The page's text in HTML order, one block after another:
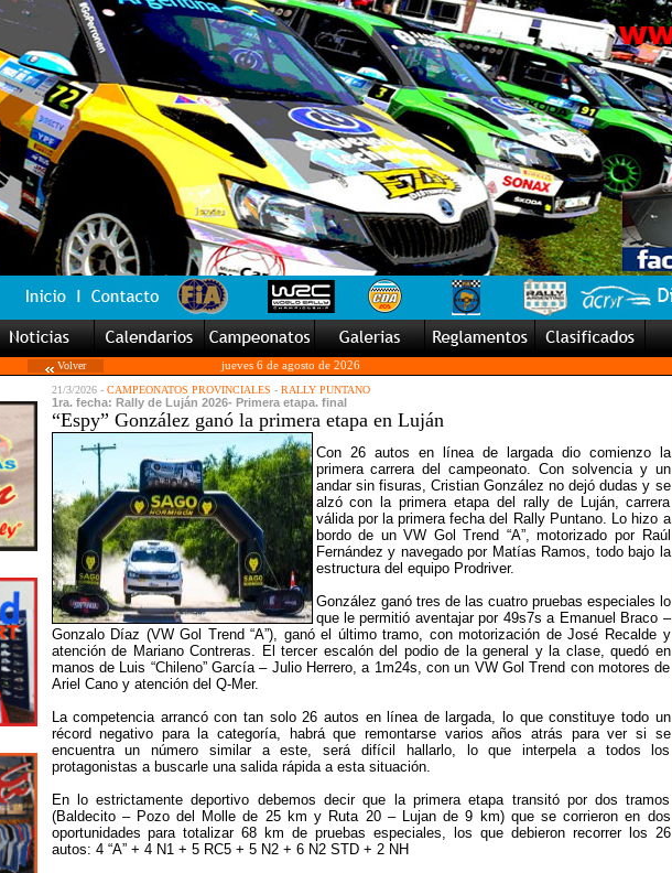
Volver jueves 6 de agosto de 2026
21/3/2026 - CAMPEONATOS PROVINCIALES - RALLY PUNTANO
1ra. fecha: Rally de Luján 2026- Primera etapa. final
“Espy” González ganó la primera etapa en Luján
Con 26 autos en línea de largada dio comienzo la
primera carrera del campeonato. Con solvencia y un
andar sin fisuras, Cristian González no dejó dudas y se
alzó con la primera etapa del rally de Luján, carrera
válida por la primera fecha del Rally Puntano. Lo hizo a
bordo de un VW Gol Trend “A”, motorizado por Raúl
Fernández y navegado por Matías Ramos, todo bajo la
estructura del equipo Prodriver.
González ganó tres de las cuatro pruebas especiales lo
que le permitió aventajar por 49s7s a Emanuel Braco –
Gonzalo Díaz (VW Gol Trend “A”), ganó el último tramo, con motorización de José Recalde y
atención de Mariano Contreras. El tercer escalón del podio de la general y la clase, quedó en
manos de Luis “Chileno” García – Julio Herrero, a 1m24s, con un VW Gol Trend con motores de
Ariel Cano y atención del Q-Mer.
La competencia arrancó con tan solo 26 autos en línea de largada, lo que constituye todo un
récord negativo para la categoría, habrá que remontarse varios años atrás para ver si se
encuentra un número similar a este, será difícil hallarlo, lo que interpela a todos los
protagonistas a buscarle una salida rápida a esta situación.
En lo estrictamente deportivo debemos decir que la primera etapa transitó por dos tramos
(Baldecito – Pozo del Molle de 25 km y Ruta 20 – Lujan de 9 km) que se corrieron en dos
oportunidades para totalizar 68 km de pruebas especiales, los que debieron recorrer los 26
autos: 4 “A” + 4 N1 + 5 RC5 + 5 N2 + 6 N2 STD + 2 NH